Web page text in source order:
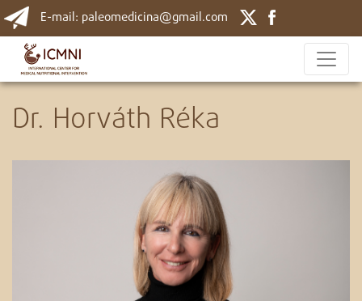
E-mail: paleomedicina@gmail.com
Dr. Horváth Réka